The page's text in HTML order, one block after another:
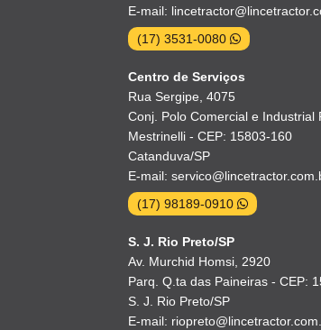
E-mail:
(17) 3531-0080
Centro de Serviços
Rua Sergipe, 4075
Conj. Polo Comercial e Industrial
Mestrinelli - CEP: 15803-160
Catanduva/SP
E-mail:
(17) 98189-0910
S. J. Rio Preto/SP
Av. Murchid Homsi, 2920
Parq. Q.ta das Paineiras - CEP:
S. J. Rio Preto/SP
E-mail: